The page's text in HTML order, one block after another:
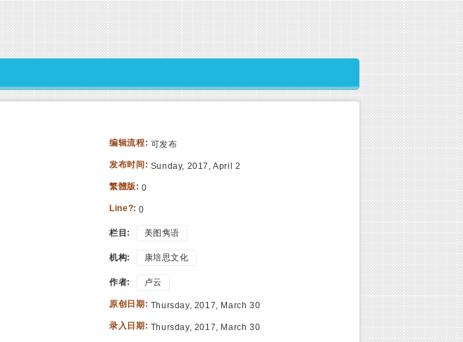
编辑流程: 可发布
发布时间: Sunday, 2017, April 2
繁體版:0
Line?:0
栏目: 美图隽语
机构: 康培思文化
作者: 卢云
原创日期: Thursday, 2017, March 30
录入日期: Thursday, 2017, March 30